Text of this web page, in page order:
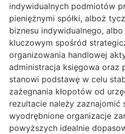
indywidualnych podmiotów
pieniężnymi spółki, alboż
biznesu indywidualnego, albo
kluczowym spośród
organizowania handlowej
administracja księgowa oraz
stanowi podstawę w celu
zażegnania kłopotów od
rezultacie należy zaznajomić
wyodrębnione organizacje
powyższych idealnie